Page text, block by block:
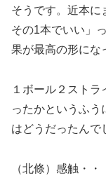
そうです。近本に
その1本でいい」
果が最高の形にな
１ボール２スト
ったかというふう
はどうだったんで
（北條）感触・